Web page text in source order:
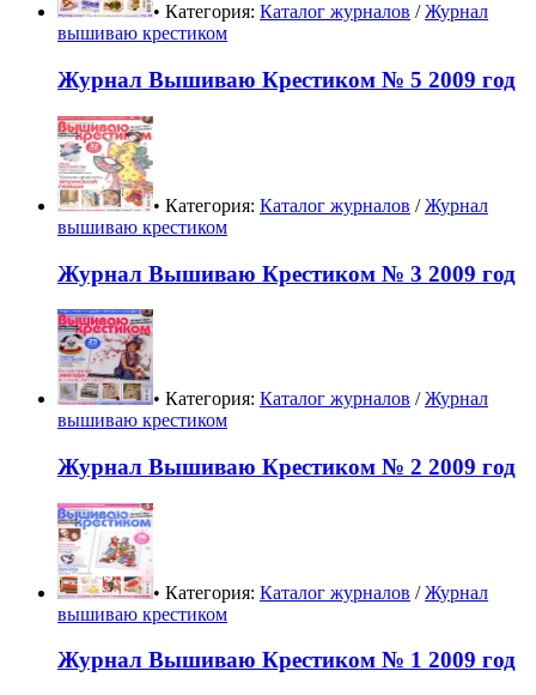
• Категория: Каталог журналов /Журнал
вышиваю крестиком
Журнал Вышиваю Крестиком № 5 2009 год
• Категория: Каталог журналов /Журнал
вышиваю крестиком
Журнал Вышиваю Крестиком № 3 2009 год
• Категория: Каталог журналов /Журнал
вышиваю крестиком
Журнал Вышиваю Крестиком № 2 2009 год
• Категория: Каталог журналов /Журнал
вышиваю крестиком
Журнал Вышиваю Крестиком № 1 2009 год